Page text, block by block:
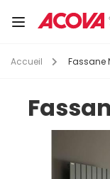
au Toggle
Accueil Fassane